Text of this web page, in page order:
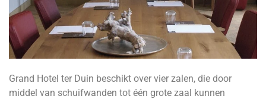
Grand Hotel ter Duin beschikt over vier zalen, die door
middel van schuifwanden tot één grote zaal kunnen